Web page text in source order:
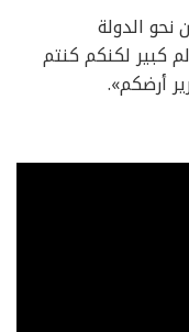
نحو الدولة
كبير لكنكم كنتم
أرضكم».